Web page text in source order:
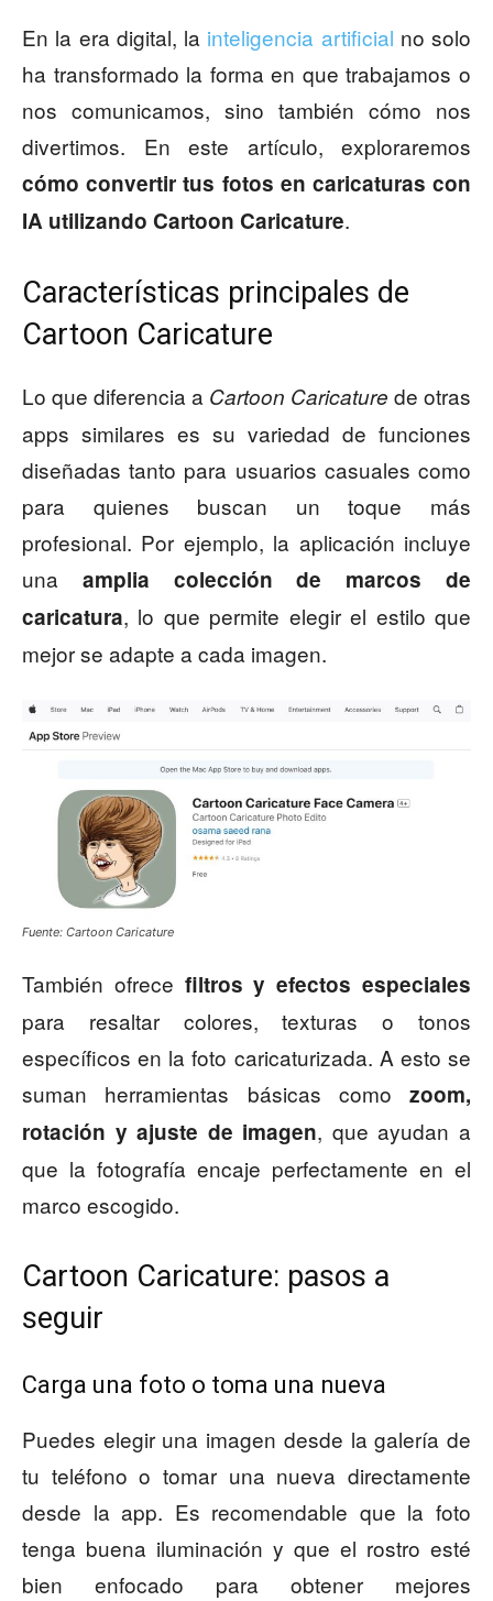
En la era digital, la inteligencia artificial no solo
ha transformado la forma en que trabajamos o
nos comunicamos, sino también cómo nos
divertimos. En este artículo, exploraremos
cómo convertir tus fotos en caricaturas con
IA utilizando Cartoon Caricature.
Características principales de
Cartoon Caricature
Lo que diferencia a Cartoon Caricature de otras
apps similares es su variedad de funciones
diseñadas tanto para usuarios casuales como
para quienes buscan un toque más
profesional. Por ejemplo, la aplicación incluye
una amplia colección de marcos de
caricatura, lo que permite elegir el estilo que
mejor se adapte a cada imagen.
Fuente: Cartoon Caricature
También ofrece filtros y efectos especiales
para resaltar colores, texturas o tonos
específicos en la foto caricaturizada. A esto se
suman herramientas básicas como zoom,
rotación y ajuste de imagen, que ayudan a
que la fotografía encaje perfectamente en el
marco escogido.
Cartoon Caricature: pasos a
seguir
Carga una foto o toma una nueva
Puedes elegir una imagen desde la galería de
tu teléfono o tomar una nueva directamente
desde la app. Es recomendable que la foto
tenga buena iluminación y que el rostro esté
bien enfocado para obtener mejores